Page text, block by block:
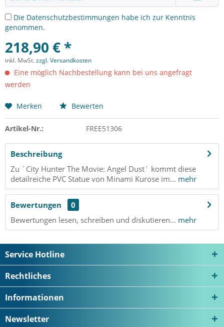
Die Datenschutzbestimmungen habe ich zur Kenntnis
genommen.
218,90 € *
inkl. MwSt.zzgl. Versandkosten
Eine möglich Nachbestellung kann bei uns angefragt
werden
Merken Bewerten
Artikel-Nr.: FREE51306
Beschreibung
Zu ´City Hunter The Movie: Angel Dust´ kommt diese
detailreiche PVC Statue von Minami Kurose im... mehr
Bewertungen
0
Bewertungen lesen, schreiben und diskutieren... mehr
Service Hotline
Rechtliches
Informationen
Newsletter